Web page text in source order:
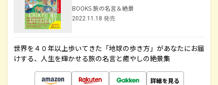
BOOKS 旅の名言＆絶景
2022.11.18 発売
世界を４０年以上歩いてきた「地球の歩き方」があなたにお届
けする、人生を輝かせる旅の名言と癒やしの絶景集
詳細を見る